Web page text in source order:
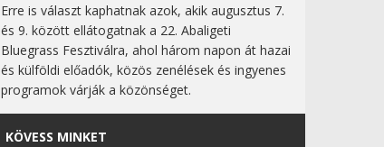
Erre is választ kaphatnak azok, akik augusztus 7.
és 9. között ellátogatnak a 22. Abaligeti
Bluegrass Fesztiválra, ahol három napon át hazai
és külföldi előadók, közös zenélések és ingyenes
programok várják a közönséget.
KÖVESS MINKET